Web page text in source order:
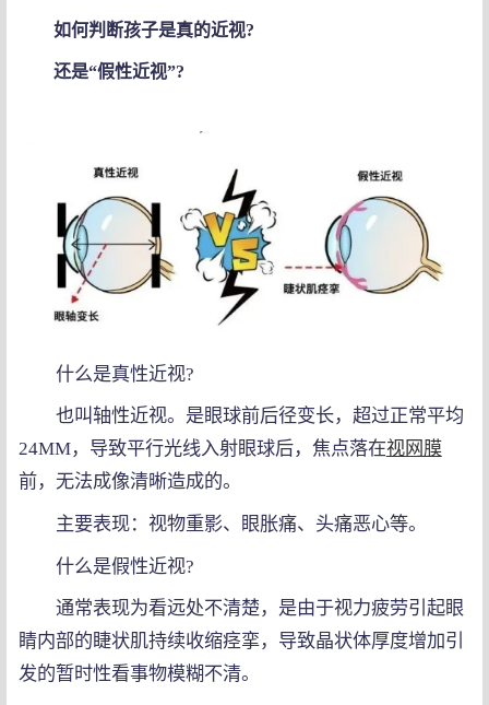
如何判断孩子是真的近视?
还是“假性近视”?
什么是真性近视?
也叫轴性近视。是眼球前后径变长，超过正常平均
24MM，导致平行光线入射眼球后，焦点落在视网膜
前，无法成像清晰造成的。
主要表现：视物重影、眼胀痛、头痛恶心等。
什么是假性近视?
通常表现为看远处不清楚，是由于视力疲劳引起眼
睛内部的睫状肌持续收缩痉挛，导致晶状体厚度增加引
发的暂时性看事物模糊不清。